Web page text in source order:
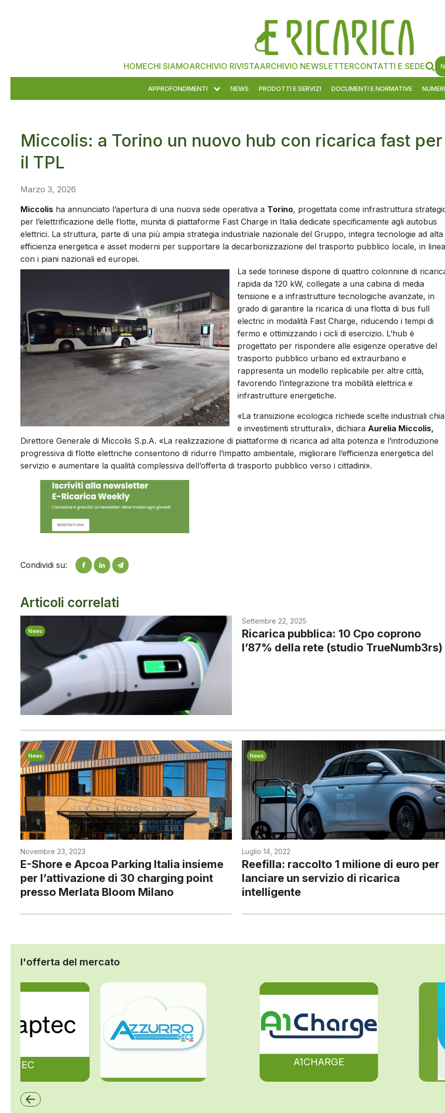
HOMECHI SIAMOARCHIVIO RIVISTAARCHIVIO NEWSLETTERCONTATTI E SEDE
APPROFONDIMENTI NEWS PRODOTTI E SERVIZI DOCUMENTI E NORMATIVE
Miccolis: a Torino un nuovo hub con ricarica fast per
il TPL
Marzo 3, 2026
Miccolis ha annunciato l’apertura di una nuova sede operativa a Torino, progettata come infrastruttura
per l’elettrificazione delle flotte, munita di piattaforme Fast Charge in Italia dedicate specificamente agli autobus
elettrici. La struttura, parte di una più ampia strategia industriale nazionale del Gruppo, integra tecnologie ad alta
efficienza energetica e asset moderni per supportare la decarbonizzazione del trasporto pubblico locale, in linea
con i piani nazionali ed europei.
La sede torinese dispone di quattro colonnine di
rapida da 120 kW, collegate a una cabina di media
tensione e a infrastrutture tecnologiche avanzate, in
grado di garantire la ricarica di una flotta di bus full
electric in modalità Fast Charge, riducendo i tempi di
fermo e ottimizzando i cicli di esercizio. L’hub è
progettato per rispondere alle esigenze operative del
trasporto pubblico urbano ed extraurbano e
rappresenta un modello replicabile per altre città,
favorendo l’integrazione tra mobilità elettrica e
infrastrutture energetiche.
«La transizione ecologica richiede scelte industriali
e investimenti strutturali», dichiara Aurelia Miccolis,
Direttore Generale di Miccolis S.p.A. «La realizzazione di piattaforme di ricarica ad alta potenza e l’introduzione
progressiva di flotte elettriche consentono di ridurre l’impatto ambientale, migliorare l’efficienza energetica del
servizio e aumentare la qualità complessiva dell’offerta di trasporto pubblico verso i cittadini».
Condividi su:
Articoli correlati
News
Settembre 22, 2025
Ricarica pubblica: 10 Cpo coprono
l’87% della rete (studio TrueNumb3rs)
News
Novembre 23, 2023
E-Shore e Apcoa Parking Italia insieme
per l’attivazione di 30 charging point
presso Merlata Bloom Milano
News
Luglio 14, 2022
Reefilla: raccolto 1 milione di euro per
lanciare un servizio di ricarica
intelligente
l'offerta del mercato
A1CHARGE
ZCS Azzurro